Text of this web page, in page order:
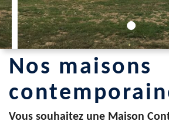
nos maisons
Vous souhaitez une Maison